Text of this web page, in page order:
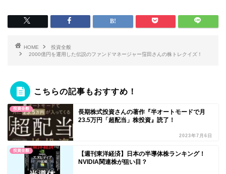
HOME
投資全般
2000億円を運用した伝説のファンドマネージャー窪田さんの株トレクイズ！
こちらの記事もおすすめ！
投資全般
長期株式投資さんの著作『半オートモードで月
23.5万円「超配当」株投資』読了！
2023年7月6日
投資全般
【週刊東洋経済】日本の半導体株ランキング！
NVIDIA関連株が狙い目？